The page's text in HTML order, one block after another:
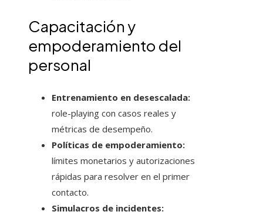
Capacitación y
empoderamiento del
personal
Entrenamiento en desescalada:
role-playing con casos reales y
métricas de desempeño.
Políticas de empoderamiento:
límites monetarios y autorizaciones
rápidas para resolver en el primer
contacto.
Simulacros de incidentes: